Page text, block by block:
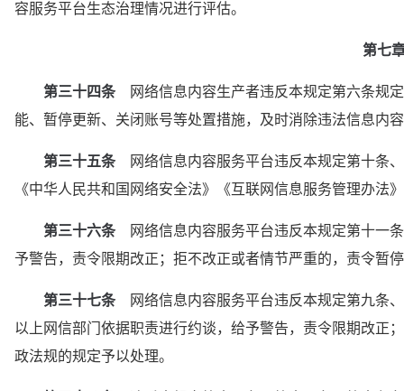
容服务平台生态治理情况进行评估。
第七
第三十四条 网络信息内容生产者违反本规定第六条规
能、暂停更新、关闭账号等处置措施，及时消除违法信息内
第三十五条 网络信息内容服务平台违反本规定第十条
《中华人民共和国网络安全法》《互联网信息服务管理办法
第三十六条 网络信息内容服务平台违反本规定第十一
予警告，责令限期改正；拒不改正或者情节严重的，责令暂
第三十七条 网络信息内容服务平台违反本规定第九条
以上网信部门依据职责进行约谈，给予警告，责令限期改正
政法规的规定予以处理。